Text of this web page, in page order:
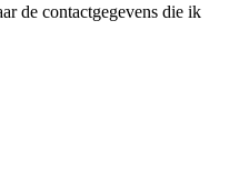
de contactgegevens die ik